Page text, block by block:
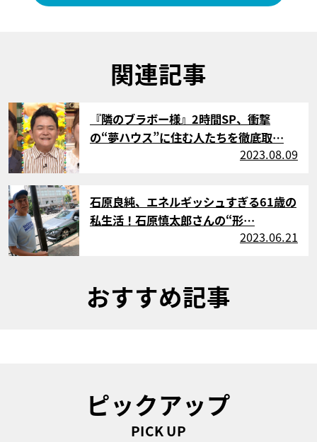
関連記事
サムネイル
『隣のブラボー様』2時間SP、衝撃
の“夢ハウス”に住む人たちを徹底取…
2023.08.09
サムネイル
石原良純、エネルギッシュすぎる61歳の
私生活！石原慎太郎さんの“形…
2023.06.21
おすすめ記事
ピックアップ
PICK UP